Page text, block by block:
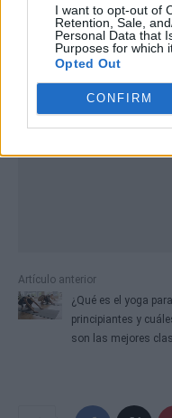
I want to opt-out of
Retention, Sale,
Personal Data that
Purposes for which
Opted Out
CONFIRM
Artículo anterior
¿Qué es el yoga para
principiantes y
son las mejores